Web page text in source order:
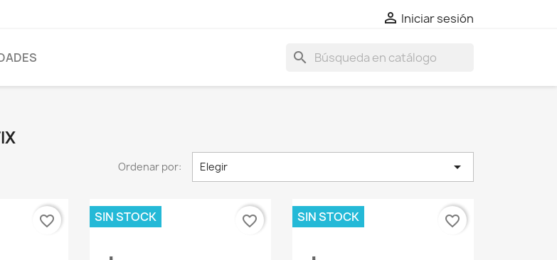
 Iniciar sesión
search
Ordenar por: Elegir 
favorite_border SIN STOCK favorite_border SIN STOCK favorite_border